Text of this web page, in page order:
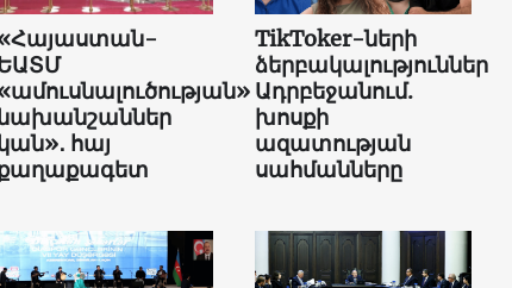
հայ
TikToker-ների
ձերբակալություններ
Ադրբեջանում.
խոսքի
ազատության
սահմանները